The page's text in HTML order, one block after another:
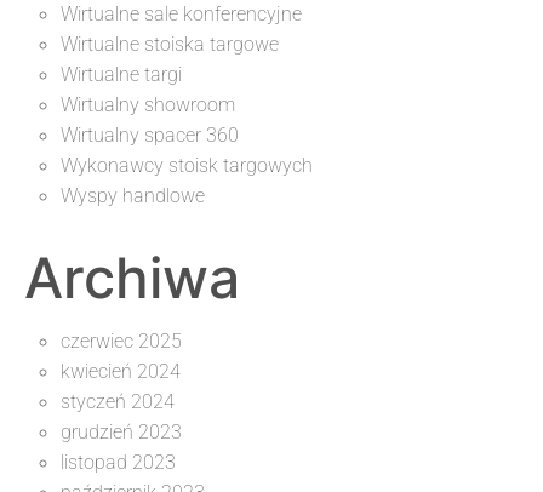
Wirtualne sale konferencyjne
Wirtualne stoiska targowe
Wirtualne targi
Wirtualny showroom
Wirtualny spacer 360
Wykonawcy stoisk targowych
Wyspy handlowe
Archiwa
czerwiec 2025
kwiecień 2024
styczeń 2024
grudzień 2023
listopad 2023